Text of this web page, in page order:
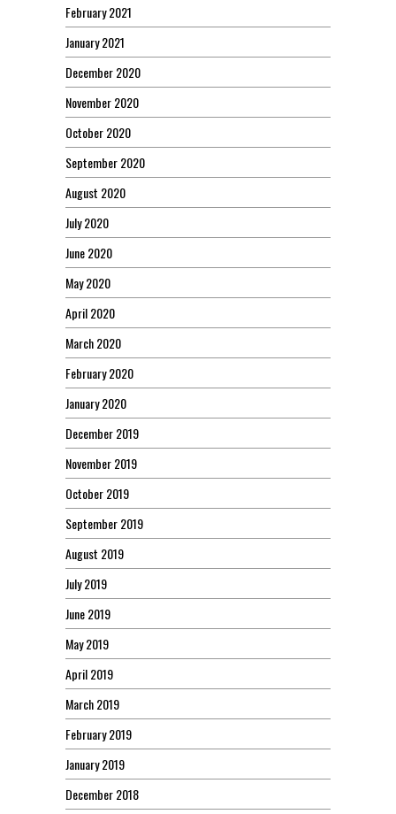
February 2021
January 2021
December 2020
November 2020
October 2020
September 2020
August 2020
July 2020
June 2020
May 2020
April 2020
March 2020
February 2020
January 2020
December 2019
November 2019
October 2019
September 2019
August 2019
July 2019
June 2019
May 2019
April 2019
March 2019
February 2019
January 2019
December 2018